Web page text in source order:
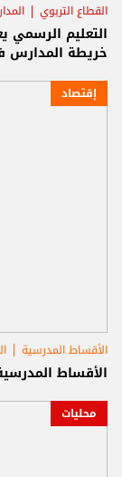
القطاع التربوي
التعليم الرسمي
خريطة المدارس
إقتصاد
الأقساط المدرسية
الأقساط المدرسية تحلّق
محليات